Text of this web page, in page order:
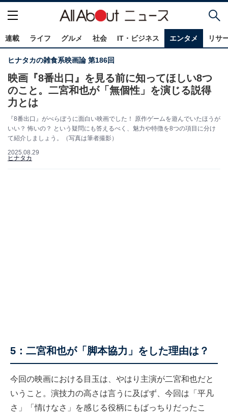
連載 ライフ グルメ 社会 IT・ビジネス エンタメ リサ
ヒナタカの雑食系映画論 第186回
映画『8番出口』を見る前に知ってほしい8つ
のこと。二宮和也が「無個性」を演じる説得
力とは
『8番出口』がべらぼうに面白い映画でした！ 原作ゲームを遊んでいたほうが
いい？ 怖いの？ という疑問にも答えるべく、魅力や特徴を8つの項目に分け
て紹介しましょう。（写真は筆者撮影）
2025.08.29
ヒナタカ
5：二宮和也が「脚本協力」をした理由は？
今回の映画における目玉は、やはり主演が二宮和也だと
いうこと。演技力の高さは言うに及ばず、今回は「平凡
さ」「情けなさ」を感じる役柄にもばっちりだったこ